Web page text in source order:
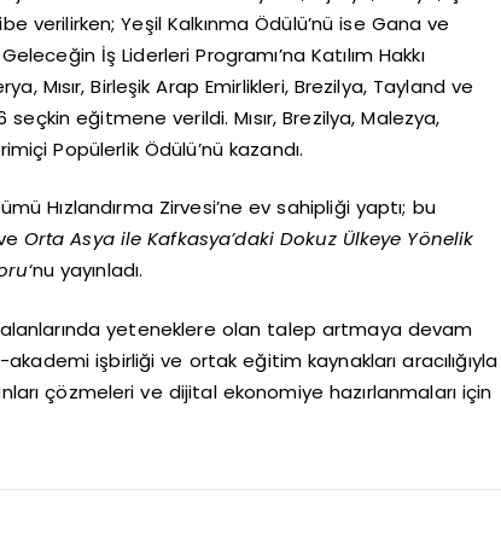
verilirken; Yeşil Kalkınma Ödülü’nü ise Gana ve
İş Liderleri Programı’na Katılım Hakkı
Mısır, Birleşik Arap Emirlikleri, Brezilya, Tayland ve
eğitmene verildi. Mısır, Brezilya, Malezya,
Popülerlik Ödülü’nü kazandı.
Hızlandırma Zirvesi’ne ev sahipliği yaptı; bu
Orta Asya ile Kafkasya’daki Dokuz Ülkeye Yönelik
‘nu yayınladı.
yeteneklere olan talep artmaya devam
işbirliği ve ortak eğitim kaynakları aracılığıyla
çözmeleri ve dijital ekonomiye hazırlanmaları için